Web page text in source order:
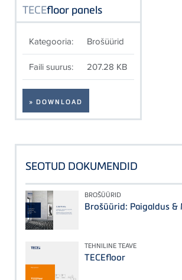
TECEfloor panels
Kategooria: Brošüürid
Faili suurus: 207.28 KB
» DOWNLOAD
SEOTUD DOKUMENDID
BROŠÜÜRID
Brošüürid: Paigaldus
TEHNILINE TEAVE
TECEfloor